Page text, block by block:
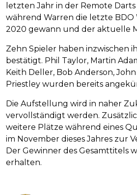
letzten Jahr in der Remote
während Warren die letzte BDO
2020 gewann und der aktuelle
Zehn Spieler haben inzwischen
bestätigt. Phil Taylor, Martin
Keith Deller, Bob Anderson,
Priestley wurden bereits
Die Aufstellung wird in naher
vervollständigt werden.
weitere Plätze während eines
im November dieses Jahres zur
Der Gewinner des Gesamttitels
erhalten.